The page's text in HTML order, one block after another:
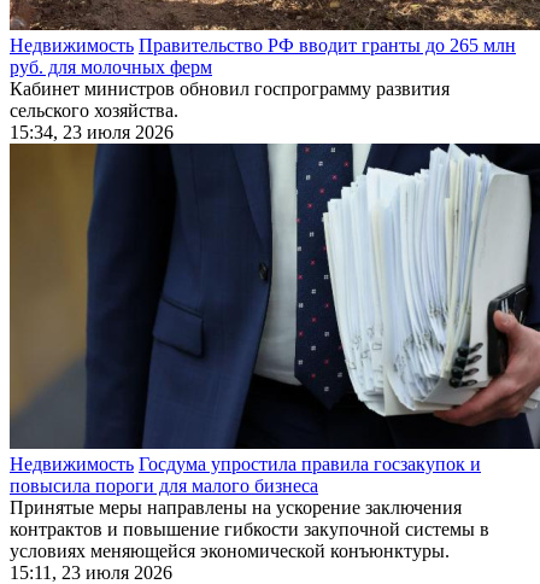
Недвижимость Правительство РФ вводит гранты до 265 млн
руб. для молочных ферм
Кабинет министров обновил госпрограмму развития
сельского хозяйства.
15:34, 23 июля 2026
Недвижимость Госдума упростила правила госзакупок и
повысила пороги для малого бизнеса
Принятые меры направлены на ускорение заключения
контрактов и повышение гибкости закупочной системы в
условиях меняющейся экономической конъюнктуры.
15:11, 23 июля 2026